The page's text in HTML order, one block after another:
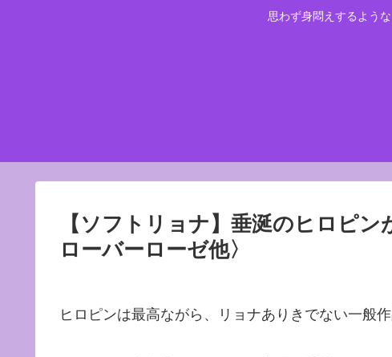
思わず身悶えするよう
【ソフトリョナ】垂涎のヒロピ
ローバーローゼ他〉
ヒロピンは最高ながら、リョナありきでない一般作